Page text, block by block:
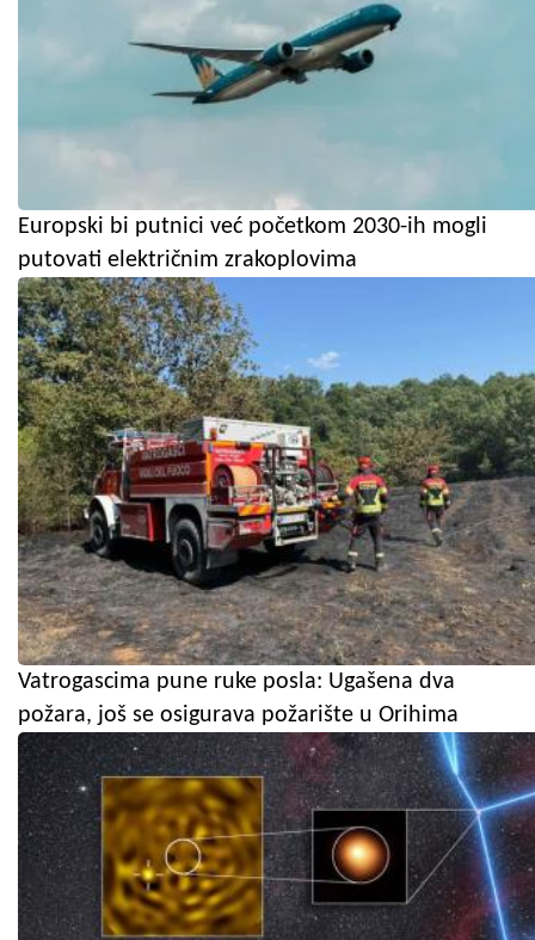
Europski bi putnici već početkom 2030-ih mogli
putovati električnim zrakoplovima
Vatrogascima pune ruke posla: Ugašena dva
požara, još se osigurava požarište u Orihima